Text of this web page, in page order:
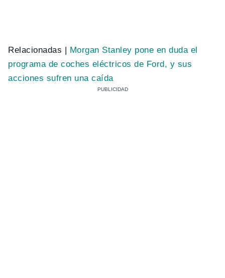
Relacionadas | Morgan Stanley pone en duda el
programa de coches eléctricos de Ford, y sus
acciones sufren una caída